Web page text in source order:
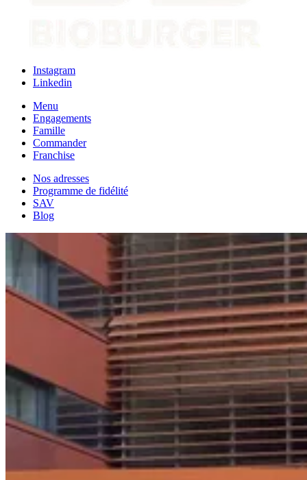
Instagram
Linkedin
Menu
Engagements
Famille
Commander
Franchise
Nos adresses
Programme de fidélité
SAV
Blog